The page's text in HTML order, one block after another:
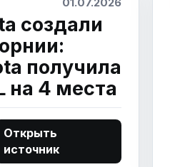
создали
получила
на 4 места
Открыть
источник